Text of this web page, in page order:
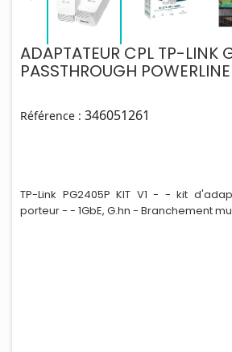
ADAPTATEUR CPL TP-LINK
PASSTHROUGH POWERLINE
Référence : 346051261
TP-Link PG2405P KIT V1 - - kit
porteur - - 1GbE, G.hn - Branchement